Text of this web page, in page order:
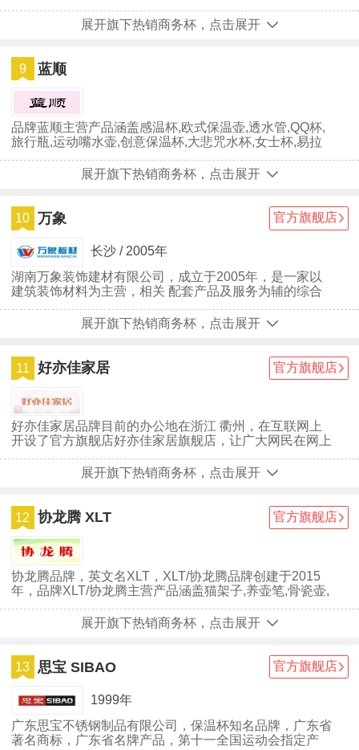
展开旗下热销商务杯，点击展开
9 蓝顺
品牌蓝顺主营产品涵盖感温杯,欧式保温壶,透水管,QQ杯,
旅行瓶,运动嘴水壶,创意保温杯,大悲咒水杯,女士杯,易拉
展开旗下热销商务杯，点击展开
10 万象 官方旗舰店
长沙 / 2005年
湖南万象装饰建材有限公司，成立于2005年，是一家以
建筑装饰材料为主营，相关 配套产品及服务为辅的综合
场，万象地板、万象木门、万象天冠衣柜、万象移门、万
象橱柜、万象吊顶护墙系统装等产品或服务在市场的 连
品材料研究所”，稳定输出高品质木制品产品，形成万象
板材、万象地板、万象木门、万象天冠衣柜、万象橱柜
展开旗下热销商务杯，点击展开
11 好亦佳家居 官方旗舰店
好亦佳家居品牌目前的办公地在浙江 衢州，在互联网上
开设了官方旗舰店好亦佳家居旗舰店，让广大网民在网上
牌自创立至今，深受广大用户们的喜爱，虽然好亦佳家居
已经取得一些不错的成绩，但并没有放慢前进的步伐，仍
展开旗下热销商务杯，点击展开
12 协龙腾 XLT 官方旗舰店
协龙腾品牌，英文名XLT，XLT/协龙腾品牌创建于2015
年，品牌XLT/协龙腾主营产品涵盖猫架子,养壶笔,骨瓷壶,
展开旗下热销商务杯，点击展开
13 思宝 SIBAO 官方旗舰店
1999年
广东思宝不锈钢制品有限公司，保温杯知名品牌，广东省
著名商标，广东省名牌产品，第十一全国运动会指定产